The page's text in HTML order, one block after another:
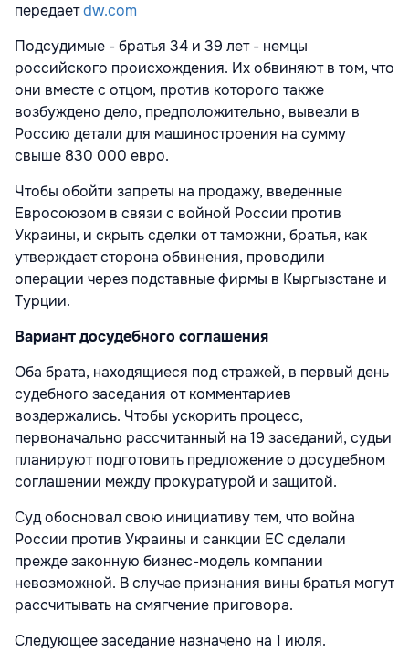
передаетdw.com
Подсудимые - братья 34 и 39 лет - немцы
российского происхождения. Их обвиняют в том, что
они вместе с отцом, против которого также
возбуждено дело, предположительно, вывезли в
Россию детали для машиностроения на сумму
свыше 830 000 евро.
Чтобы обойти запреты на продажу, введенные
Евросоюзом в связи с войной России против
Украины, и скрыть сделки от таможни, братья, как
утверждает сторона обвинения, проводили
операции через подставные фирмы в Кыргызстане и
Турции.
Вариант досудебного соглашения
Оба брата, находящиеся под стражей, в первый день
судебного заседания от комментариев
воздержались. Чтобы ускорить процесс,
первоначально рассчитанный на 19 заседаний, судьи
планируют подготовить предложение о досудебном
соглашении между прокуратурой и защитой.
Суд обосновал свою инициативу тем, что война
России против Украины и санкции ЕС сделали
прежде законную бизнес-модель компании
невозможной. В случае признания вины братья могут
рассчитывать на смягчение приговора.
Следующее заседание назначено на 1 июля.